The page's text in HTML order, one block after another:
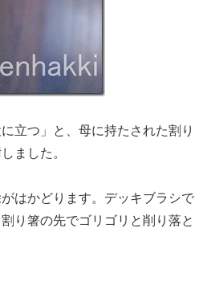
立つ」と、母に持たされた割り
ました。
はかどります。デッキブラシで
り箸の先でゴリゴリと削り落と